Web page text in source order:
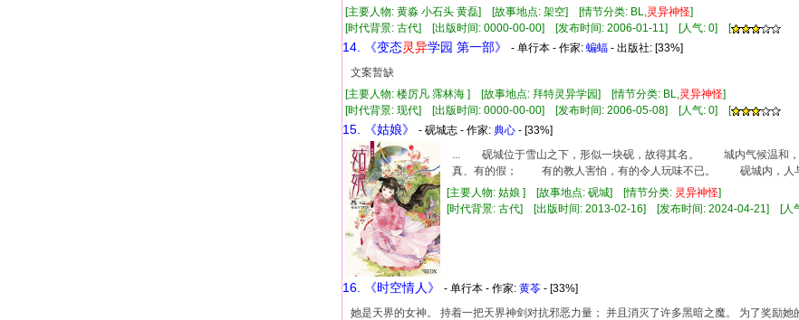
[主要人物: 黄淼 小石头 黄磊] [故事地点: 架空] [情节分类: BL,灵异神怪]
[时代背景: 古代] [出版时间: 0000-00-00] [发布时间: 2006-01-11] [人气: 0] [
14. 《变态灵异学园 第一部》 - 单行本 - 作家: 蝙蝠 - 出版社: [33%]
文案暂缺
[主要人物: 楼厉凡 霈林海 ] [故事地点: 拜特灵异学园] [情节分类: BL,灵异神怪]
[时代背景: 现代] [出版时间: 0000-00-00] [发布时间: 2006-05-08] [人气: 0] [
15. 《姑娘》 - 砚城志 - 作家: 典心 - [33%]
... 砚城位于雪山之下，形似一块砚，故得其名。 城内气候温和
真、有的假； 有的教人害怕，有的令人玩味不已。 砚城内，
[主要人物: 姑娘 ] [故事地点: 砚城] [情节分类: 灵异神怪]
[时代背景: 古代] [出版时间: 2013-02-16] [发布时间: 2024-04-21] [
16. 《时空情人》 - 单行本 - 作家: 黄苓 - [33%]
她是天界的女神。 持着一把天界神剑对抗邪恶力量； 并且消灭了许多黑暗之魔。 为了奖励